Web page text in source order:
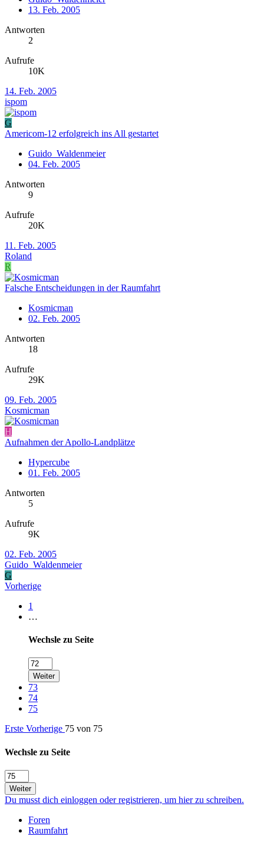
13. Feb. 2005
Antworten
2
Aufrufe
10K
14. Feb. 2005
ispom
G
Americom-12 erfolgreich ins All gestartet
Guido_Waldenmeier
04. Feb. 2005
Antworten
9
Aufrufe
20K
11. Feb. 2005
Roland
R
Falsche Entscheidungen in der Raumfahrt
Kosmicman
02. Feb. 2005
Antworten
18
Aufrufe
29K
09. Feb. 2005
Kosmicman
H
Aufnahmen der Apollo-Landplätze
Hypercube
01. Feb. 2005
Antworten
5
Aufrufe
9K
02. Feb. 2005
Guido_Waldenmeier
G
Vorherige
1
…
Wechsle zu Seite
Weiter
73
74
75
Erste Vorherige 75 von 75
Wechsle zu Seite
Weiter
Du musst dich einloggen oder registrieren, um hier zu schreiben.
Foren
Raumfahrt